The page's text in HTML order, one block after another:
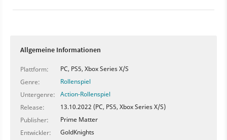
Gameplay-Trailer gewährt uns einen Einblick in das
Upgrade-Sytem für Waffen und Fertigkeiten und wie
unsere Entscheidungen die Story der Welt beeinflussen.
Wer sich nicht alleine durch the Last Oricru schnetzeln
will, kann das außerdem im Couch-Koop lokal mit einem
Freund oder einer Freundin zu zweit tun.
Allgemeine Informationen
Plattform:
PC, PS5, Xbox Series X/S
Genre:
Rollenspiel
Untergenre:
Action-Rollenspiel
Release:
13.10.2022 (PC, PS5, Xbox Series X/S)
Publisher:
Prime Matter
Entwickler:
GoldKnights